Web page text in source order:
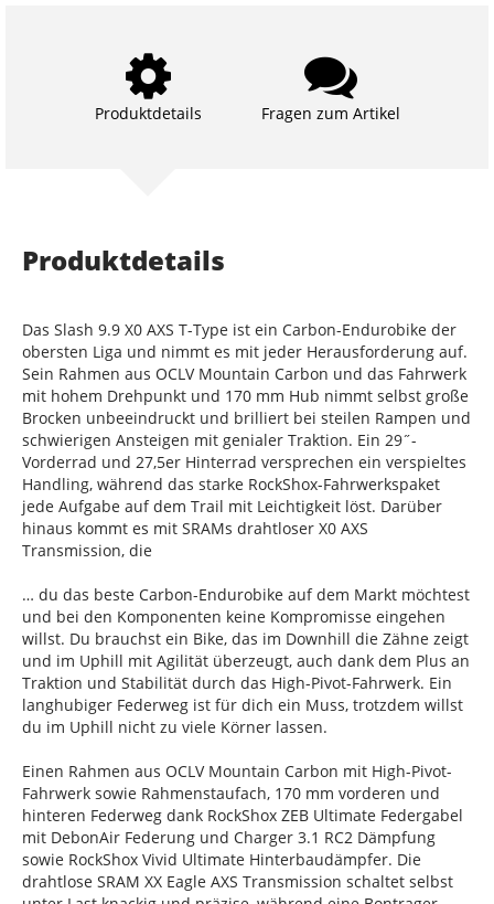
Produktdetails Fragen zum Artikel
Produktdetails
Das Slash 9.9 X0 AXS T-Type ist ein Carbon-Endurobike der
obersten Liga und nimmt es mit jeder Herausforderung auf.
Sein Rahmen aus OCLV Mountain Carbon und das Fahrwerk
mit hohem Drehpunkt und 170 mm Hub nimmt selbst große
Brocken unbeeindruckt und brilliert bei steilen Rampen und
schwierigen Ansteigen mit genialer Traktion. Ein 29˝-
Vorderrad und 27,5er Hinterrad versprechen ein verspieltes
Handling, während das starke RockShox-Fahrwerkspaket
jede Aufgabe auf dem Trail mit Leichtigkeit löst. Darüber
hinaus kommt es mit SRAMs drahtloser X0 AXS
Transmission, die
… du das beste Carbon-Endurobike auf dem Markt möchtest
und bei den Komponenten keine Kompromisse eingehen
willst. Du brauchst ein Bike, das im Downhill die Zähne zeigt
und im Uphill mit Agilität überzeugt, auch dank dem Plus an
Traktion und Stabilität durch das High-Pivot-Fahrwerk. Ein
langhubiger Federweg ist für dich ein Muss, trotzdem willst
du im Uphill nicht zu viele Körner lassen.
Einen Rahmen aus OCLV Mountain Carbon mit High-Pivot-
Fahrwerk sowie Rahmenstaufach, 170 mm vorderen und
hinteren Federweg dank RockShox ZEB Ultimate Federgabel
mit DebonAir Federung und Charger 3.1 RC2 Dämpfung
sowie RockShox Vivid Ultimate Hinterbaudämpfer. Die
drahtlose SRAM XX Eagle AXS Transmission schaltet selbst